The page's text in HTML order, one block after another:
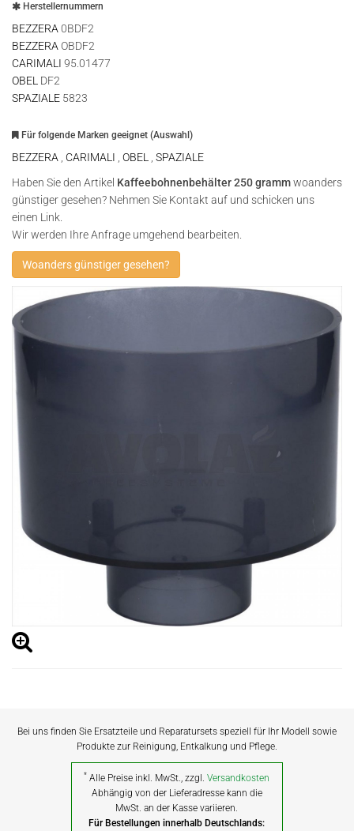
Herstellernummern
BEZZERA 0BDF2
BEZZERA OBDF2
CARIMALI 95.01477
OBEL DF2
SPAZIALE 5823
Für folgende Marken geeignet (Auswahl)
BEZZERA CARIMALI OBEL
SPAZIALE
Haben Sie den Artikel Kaffeebohnenbehälter 250 grammwoanders
günstiger gesehen? Nehmen Sie Kontakt auf und schicken uns
einen Link.
Wir werden Ihre Anfrage umgehend bearbeiten.
Woanders günstiger gesehen?
Bei uns finden Sie Ersatzteile und Reparatursets speziell für Ihr Modell sowie
Produkte zur Reinigung, Entkalkung und Pflege.
* Alle Preise inkl. MwSt., zzgl.Versandkosten
Abhängig von der Lieferadresse kann die
MwSt. an der Kasse variieren.
Für Bestellungen innerhalb Deutschlands: